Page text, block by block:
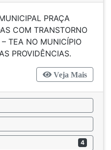
PRAÇA
COM TRANSTORNO
TEA NO MUNICÍPIO
PROVIDÊNCIAS.
Veja Mais
4